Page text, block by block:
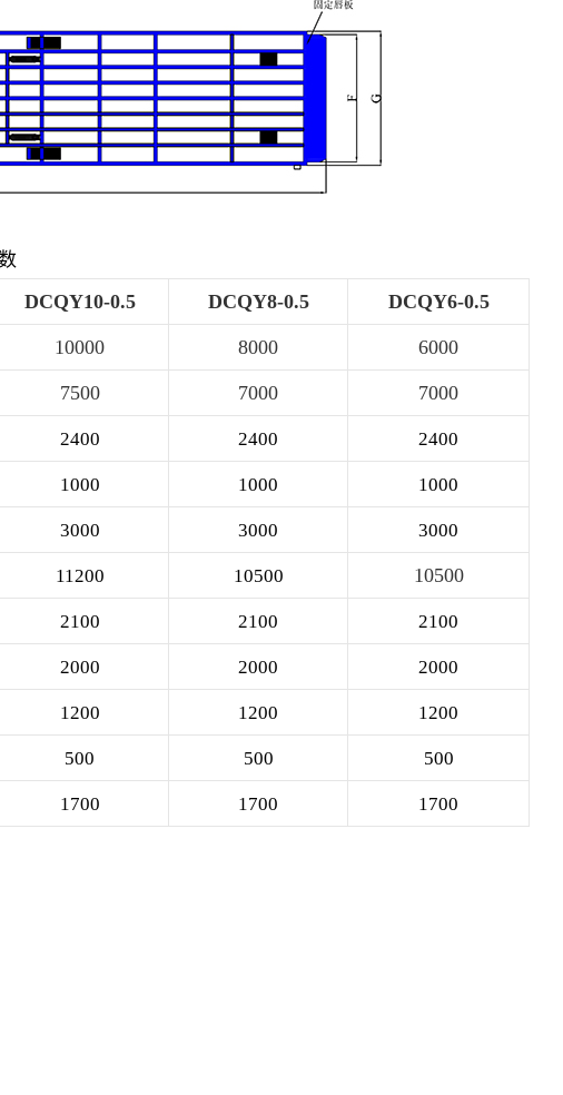
DCQY10-0.5 DCQY8-0.5 DCQY6-0.5
10000 8000 6000
7500 7000 7000
2400 2400 2400
1000 1000 1000
3000 3000 3000
11200 10500 10500
2100 2100 2100
2000 2000 2000
1200 1200 1200
500 500 500
1700 1700 1700